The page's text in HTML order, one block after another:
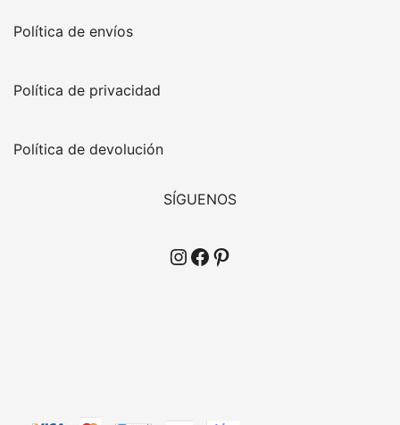
Política de envíos
Política de privacidad
Política de devolución
SÍGUENOS
Instagram
Facebook
Pinterest